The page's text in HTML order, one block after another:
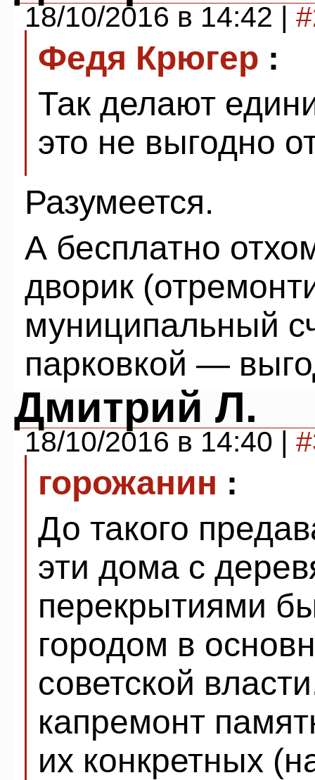
18/10/2016 в 14:42 |
Федя Крюгер :
Так делают
это не выгодно
Разумеется.
А бесплатно
дворик
муниципальный
парковкой —
Дмитрий Л.
18/10/2016 в 14:40 |
горожанин :
До такого
эти дома с
перекрытиями
городом в
советской
капремонт
их конкретных